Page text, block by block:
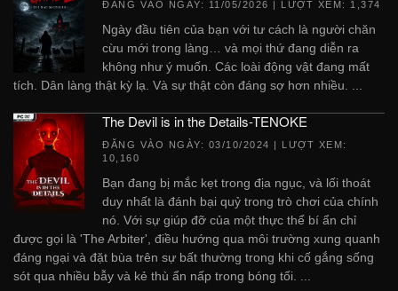
ĐĂNG VÀO NGÀY: 11/05/2026 | LƯỢT XEM: 1,374
Ngày đầu tiên của bạn với tư cách là người chăn
cừu mới trong làng… và mọi thứ đang diễn ra
không như ý muốn. Các loài động vật đang mất
tích. Dân làng thật kỳ lạ. Và sự thật còn đáng sợ hơn nhiều. ...
The Devil is in the Details-TENOKE
ĐĂNG VÀO NGÀY: 03/10/2024 | LƯỢT XEM:
10,160
Bạn đang bị mắc kẹt trong địa ngục, và lối thoát
duy nhất là đánh bại quỷ trong trò chơi của chính
nó. Với sự giúp đỡ của một thực thể bí ẩn chỉ
được gọi là 'The Arbiter', điều hướng qua môi trường xung quanh
đáng ngại và đặt bùa trên sự bất thường trong khi cố gắng sống
sót qua nhiều bẫy và kẻ thù ẩn nấp trong bóng tối. ...